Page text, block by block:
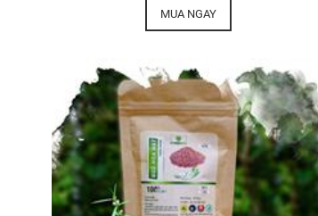
MUA NGAY